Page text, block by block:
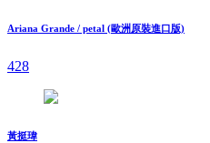
Ariana Grande / petal (歐洲原裝進口版)
428
黃挺瑋